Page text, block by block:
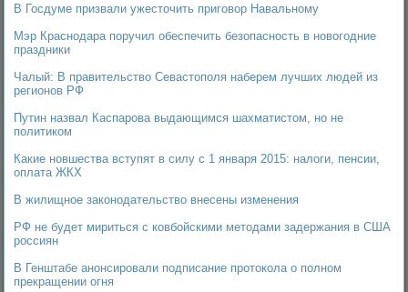
В Госдуме призвали ужесточить приговор Навальному
Мэр Краснодара поручил обеспечить безопасность в новогодние
праздники
Чалый: В правительство Севастополя наберем лучших людей из
регионов РФ
Путин назвал Каспарова выдающимся шахматистом, но не
политиком
Какие новшества вступят в силу с 1 января 2015: налоги, пенсии,
оплата ЖКХ
В жилищное законодательство внесены изменения
РФ не будет мириться с ковбойскими методами задержания в США
россиян
В Генштабе анонсировали подписание протокола о полном
прекращении огня